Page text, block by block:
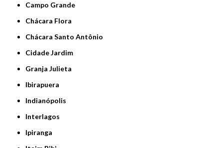
Campo Grande
Chácara Flora
Chácara Santo Antônio
Cidade Jardim
Granja Julieta
Ibirapuera
Indianópolis
Interlagos
Ipiranga